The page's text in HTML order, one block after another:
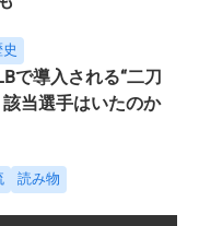
で導入される“二刀
当選手はいたのか
読み物